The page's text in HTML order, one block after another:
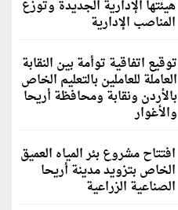
هيئتها الإدارية الجديدة وتوزع
المناصب الإدارية
توقيع اتفاقية توأمة بين النقابة
العاملة للعاملين بالتعليم الخاص
بالأردن ونقابة ومحافظة أريحا
والأغوار
افتتاح مشروع بئر المياه العميق
الخاص بتزويد مدينة أريحا
الصناعية الزراعية